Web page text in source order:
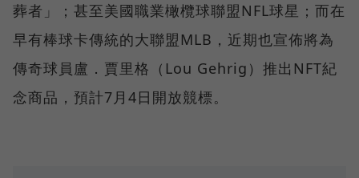
葬者」；甚至美國職業橄欖球聯盟NFL球星；而在
早有棒球卡傳統的大聯盟MLB，近期也宣佈將為
傳奇球員盧．賈里格（Lou Gehrig）推出NFT紀
念商品，預計7月4日開放競標。